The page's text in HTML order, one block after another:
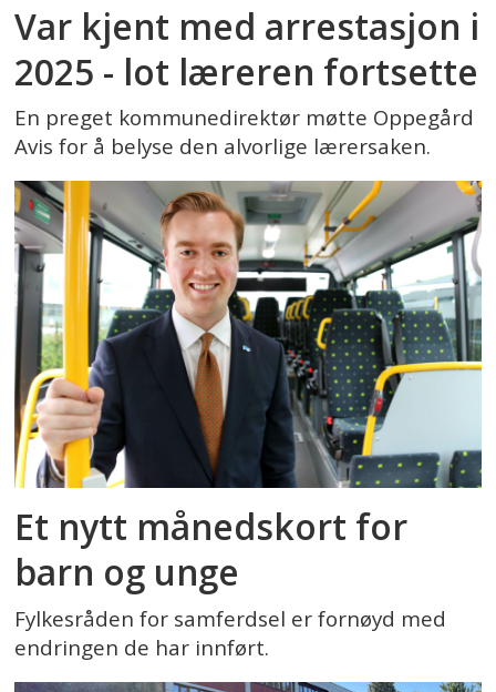
Var kjent med arrestasjon i
2025 - lot læreren fortsette
En preget kommunedirektør møtte Oppegård
Avis for å belyse den alvorlige lærersaken.
Et nytt månedskort for
barn og unge
Fylkesråden for samferdsel er fornøyd med
endringen de har innført.